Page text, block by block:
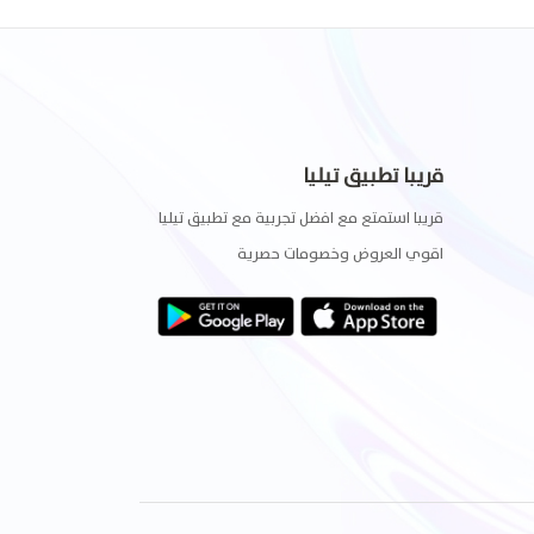
قريبا تطبيق تيليا
قريبا استمتع مع افضل تجربية مع تطبيق تيليا
اقوي العروض وخصومات حصرية